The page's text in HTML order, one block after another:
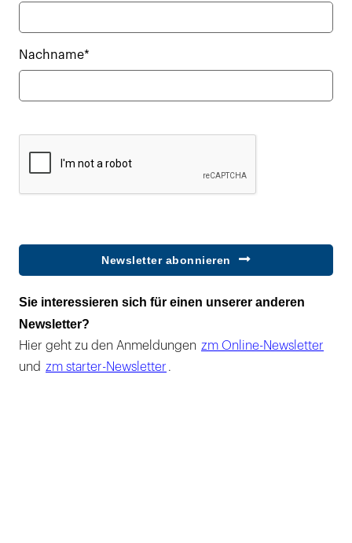
Nachname*
Newsletter abonnieren
Sie interessieren sich für einen unserer anderen
Newsletter?
Hier geht zu den Anmeldungen zm Online-Newsletter
und zm starter-Newsletter .